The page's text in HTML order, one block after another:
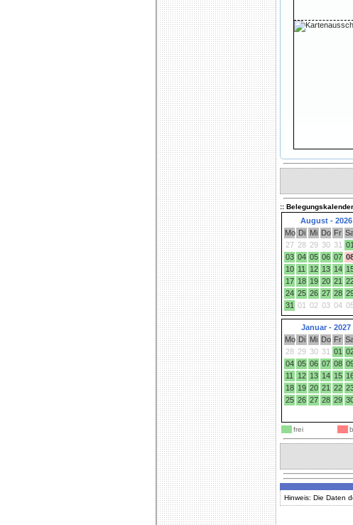
:: Belegungskalender
August - 2026
Mo Di Mi Do Fr
27 28 29 30 31 01
03 04 05 06 07
10 11 12 13 14
17 18 19 20 21
24 25 26 27 28
31 01 02 03 04
Januar - 2027
Mo Di Mi Do Fr
28 29 30 31 01
04 05 06 07 08
11
12 13 14 15
18 19 20 21 22
25 26 27 28 29
frei
Hinweis: Die Daten